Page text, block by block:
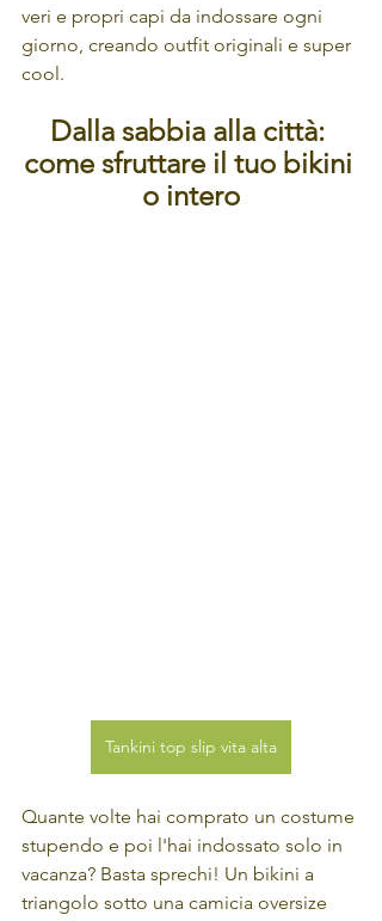
veri e propri capi da indossare ogni
giorno, creando outfit originali e super
cool.
Dalla sabbia alla città:
come sfruttare il tuo bikini
o intero
Tankini top slip vita alta
Quante volte hai comprato un costume
stupendo e poi l'hai indossato solo in
vacanza? Basta sprechi! Un bikini a
triangolo sotto una camicia oversize